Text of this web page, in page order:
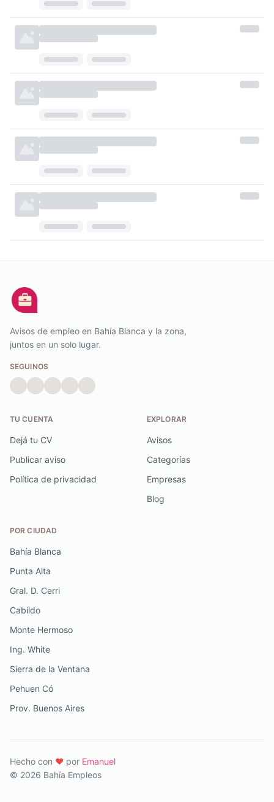
Avisos de empleo en Bahía Blanca y la zona,
juntos en un solo lugar.
SEGUINOS
TU CUENTA
Dejá tu CV
Publicar aviso
Política de privacidad
EXPLORAR
Avisos
Categorías
Empresas
Blog
POR CIUDAD
Bahía Blanca
Punta Alta
Gral. D. Cerri
Cabildo
Monte Hermoso
Ing. White
Sierra de la Ventana
Pehuen Có
Prov. Buenos Aires
Hecho con ♥️ por Emanuel
© 2026 Bahía Empleos